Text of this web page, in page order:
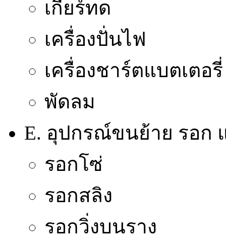
เกียร์ทด
เครื่องปั่นไฟ
เครื่องชาร์ตแบตเตอรี่
พัดลม
E. อุปกรณ์ขนย้าย รอก
รอกโซ่
รอกสลิง
รอกวิ่งบนราง